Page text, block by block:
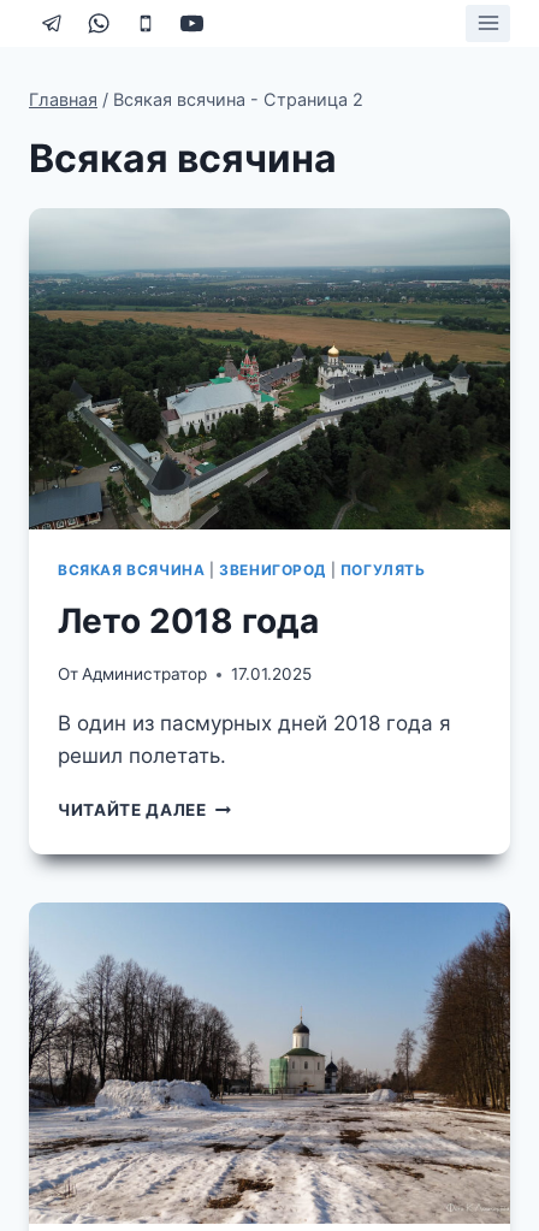
Перейти
Главная / Всякая всячина - Страница 2
Всякая всячина
ВСЯКАЯ ВСЯЧИНА |ЗВЕНИГОРОД ПОГУЛЯТЬ
Лето 2018 года
ОтАдминистратор 17.01.2025
В один из пасмурных дней 2018 года я
решил полетать.
ЧИТАЙТЕ ДАЛЕЕЛЕТО
ГОДА